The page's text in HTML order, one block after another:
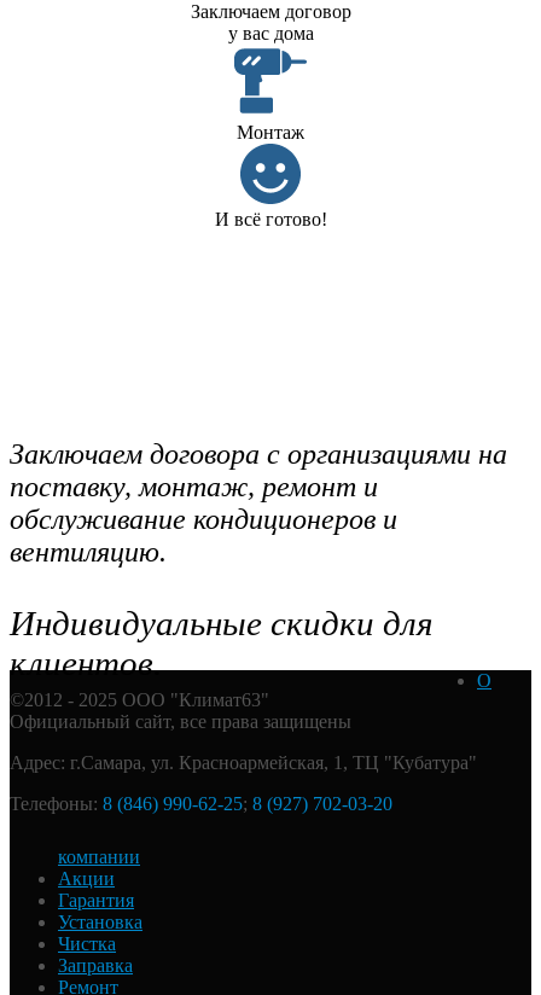
Заключаем договор
у вас дома
Монтаж
И всё готово!
Заключаем договора с организациями на
поставку, монтаж, ремонт и
обслуживание кондиционеров и
вентиляцию.
Индивидуальные скидки для
клиентов.
©2012 - 2025 ООО "Климат63"
Официальный сайт, все права защищены
Адрес: г.Самара, ул. Красноармейская, 1, ТЦ "Кубатура"
Телефоны: 8 (846) 990-62-25; 8 (927) 702-03-20
О
компании
Акции
Гарантия
Установка
Чистка
Заправка
Ремонт